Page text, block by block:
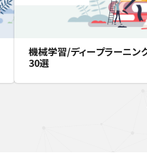
機械学習/ディープラーニン
30選